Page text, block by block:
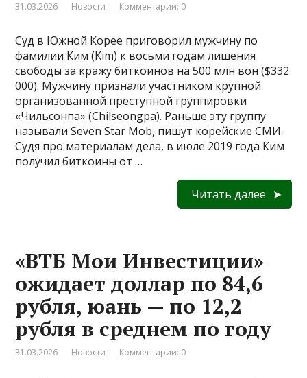
31.03.2026 Новости Комментарии: 0
Суд в Южной Корее приговорил мужчину по
фамилии Ким (Kim) к восьми годам лишения
свободы за кражу биткоинов на 500 млн вон ($332
000). Мужчину признали участником крупной
организованной преступной группировки
«Чильсонпа» (Chilseongpa). Раньше эту группу
называли Seven Star Mob, пишут корейские СМИ.
Судя про материалам дела, в июле 2019 года Ким
получил биткоины от …
Читать далее
«ВТБ Мои Инвестиции»
ожидает доллар по 84,6
рубля, юань — по 12,2
рубля в среднем по году
31.03.2026 Новости Комментарии: 0